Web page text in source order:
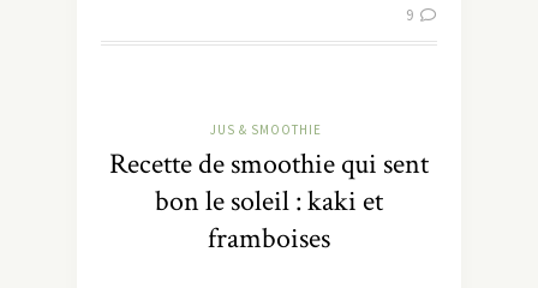
9
JUS & SMOOTHIE
Recette de smoothie qui sent
bon le soleil : kaki et
framboises